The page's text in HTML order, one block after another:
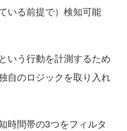
いる前提で）検知可能
いう行動を計測するため
自のロジックを取り入れ
時間帯の3つをフィルタ